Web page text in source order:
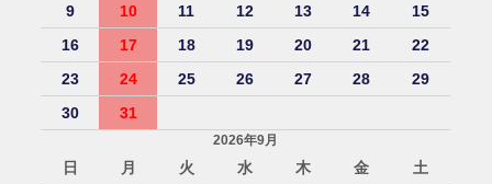
9
10 11 12 13 14
15
16
17 18 19 20 21
22
23
24 25 26 27 28
29
30
31
2026年9月
日 月 火 水 木 金
土